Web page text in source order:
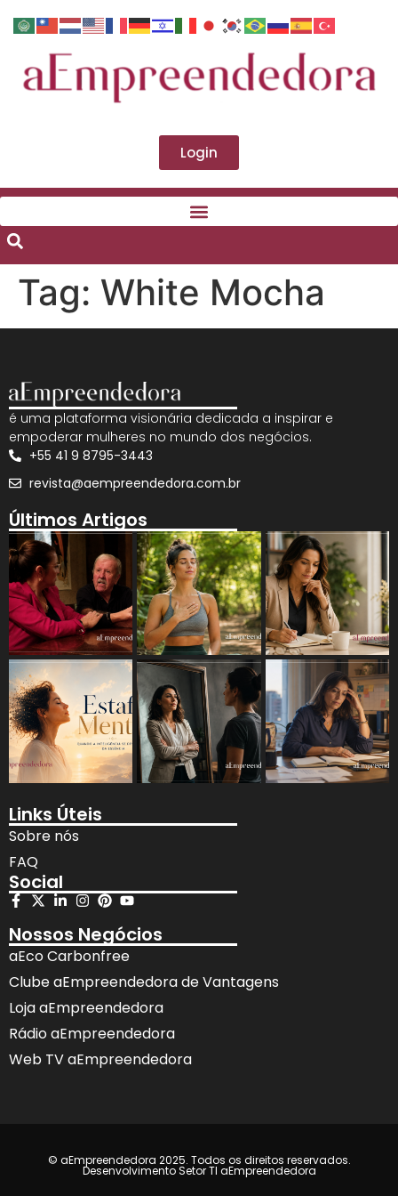
Login
Tag: White Mocha
é uma plataforma visionária dedicada a inspirar e
empoderar mulheres no mundo dos negócios.
+55 41 9 8795-3443
revista@aempreendedora.com.br
Últimos Artigos
Links Úteis
Sobre nós
FAQ
Social
Nossos Negócios
aEco Carbonfree
Clube aEmpreendedora de Vantagens
Loja aEmpreendedora
Rádio aEmpreendedora
Web TV aEmpreendedora
© aEmpreendedora 2025. Todos os direitos reservados.
Desenvolvimento Setor TI aEmpreendedora